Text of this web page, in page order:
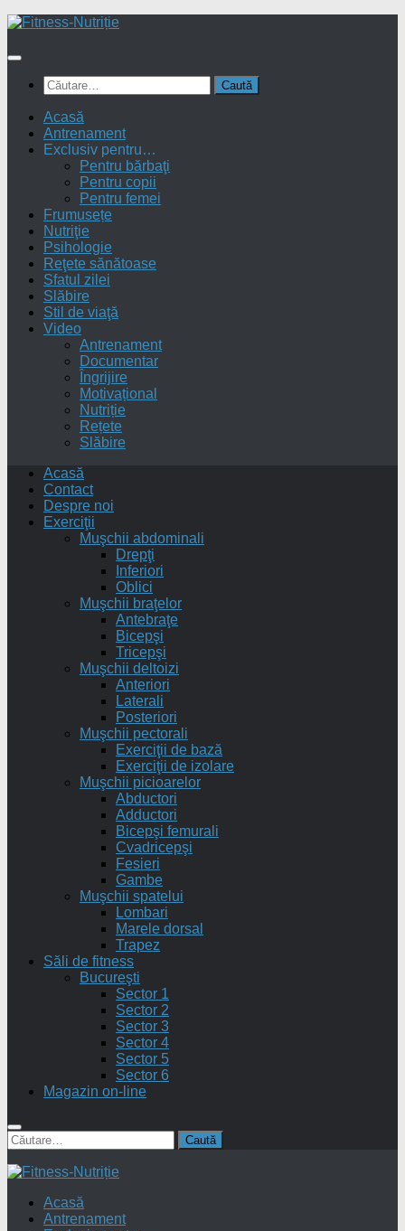
Skip
content
Caută
după:
Acasă
Antrenament
Exclusiv pentru…
Pentru bărbaţi
Pentru copii
Pentru femei
Frumusețe
Nutriţie
Psihologie
Reţete sănătoase
Sfatul zilei
Slăbire
Stil de viaţă
Video
Antrenament
Documentar
Îngrijire
Motivațional
Nutriție
Rețete
Slăbire
Acasă
Contact
Despre noi
Exerciţii
Muşchii abdominali
Drepţi
Inferiori
Oblici
Muşchii braţelor
Antebraţe
Bicepşi
Tricepşi
Muşchii deltoizi
Anteriori
Laterali
Posteriori
Muşchii pectorali
Exerciţii de bază
Exerciţii de izolare
Muşchii picioarelor
Abductori
Adductori
Bicepşi femurali
Cvadricepşi
Fesieri
Gambe
Muşchii spatelui
Lombari
Marele dorsal
Trapez
Săli de fitness
Bucureşti
Sector 1
Sector 2
Sector 3
Sector 4
Sector 5
Sector 6
Magazin on-line
Caută
după:
Acasă
Antrenament